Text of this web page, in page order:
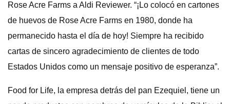
Rose Acre Farms a Aldi Reviewer. “¡Lo colocó en cartones
de huevos de Rose Acre Farms en 1980, donde ha
permanecido hasta el día de hoy! Siempre ha recibido
cartas de sincero agradecimiento de clientes de todo
Estados Unidos como un mensaje positivo de esperanza”.
Food for Life, la empresa detrás del pan Ezequiel, tiene un